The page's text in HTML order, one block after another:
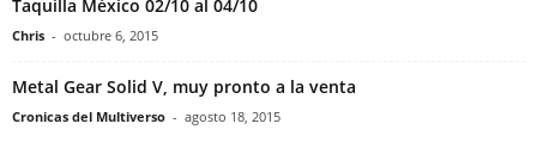
Taquilla México 02/10 al 04/10
Chris - octubre 6, 2015
Metal Gear Solid V, muy pronto a la venta
Cronicas del Multiverso - agosto 18, 2015